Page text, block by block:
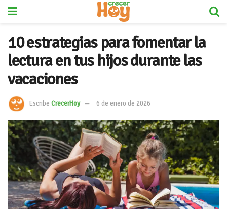
10 estrategias para fomentar la
lectura en tus hijos durante las
vacaciones
Escribe CrecerHoy 6 de enero de 2026